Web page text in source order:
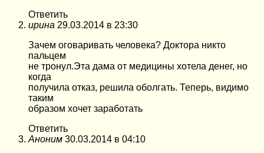
Ответить
ирина 29.03.2014 в 23:30
Зачем оговаривать человека? Доктора никто
пальцем
не тронул.Эта дама от медицины хотела денег, но
когда
получила отказ, решила оболгать. Теперь, видимо
таким
образом хочет заработать
Ответить
Аноним 30.03.2014 в 04:10